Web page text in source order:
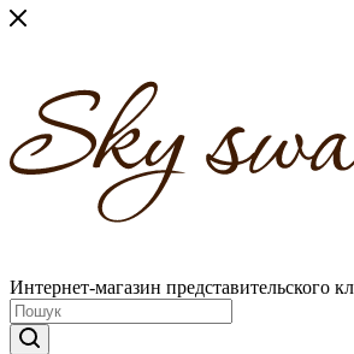
Интернет-магазин представительского